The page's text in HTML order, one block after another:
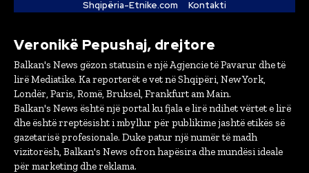
Shqipëria-Etnike.com
Kontakti
Veronikë Pepushaj, drejtore
Balkan's News gëzon statusin e një Agjencie të Pavarur dhe të
lirë Mediatike. Ka reporterët e vet në Shqipëri, New York,
Londër, Paris, Romë, Bruksel, Frankfurt am Main.
Balkan's News është një portal ku fjala e lirë ndihet vërtet e lirë
dhe është rreptësisht i mbyllur për publikime jashtë etikës së
gazetarisë profesionale. Duke patur një numër të madh
vizitorësh, Balkan's News ofron hapësira dhe mundësi ideale
për marketing dhe reklama.